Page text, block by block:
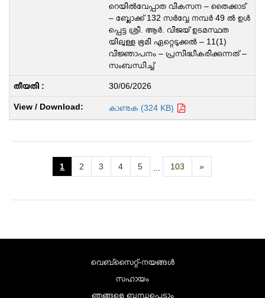
റെയിൽവേപ്പാത വികസന – തൈക്കാട്
– ബ്ലോക്ക് 132 സർവ്വേ നമ്പർ 49 ൽ ഉൾ
പ്പെട്ട ശ്രീ. ആർ. വിജയ് ഉടമസ്ഥത
യിലുള്ള ഭൂമി ഏറ്റെടുക്കൽ – 11(1)
വിജ്ഞാപനം – പ്രസിദ്ധീകരിക്കുന്നത് –
സംബന്ധിച്ച്
30/06/2026
കാണുക (324 KB)
1 2 3 4 5 103 »
വെബ്സൈറ്റ്-നയങ്ങള്‍
സഹായം
ഞങ്ങളെ ബന്ധപ്പെടാം